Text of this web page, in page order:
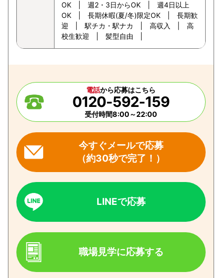
OK | 週2・3日からOK | 週4日以上
OK | 長期休暇(夏/冬)限定OK | 長期歓
迎 | 駅チカ・駅ナカ | 高収入 | 高
校生歓迎 | 髪型自由 |
電話から応募はこちら
0120-592-159
受付時間8:00～22:00
今すぐメールで応募
（約30秒で完了！）
LINEで応募
職場見学に応募する